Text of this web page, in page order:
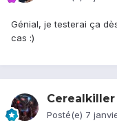
Génial, je testerai ça
cas :)
Cerealkiller
Posté(e) 7